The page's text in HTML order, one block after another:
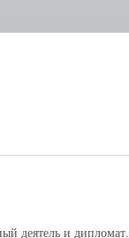
деятель и дипломат.